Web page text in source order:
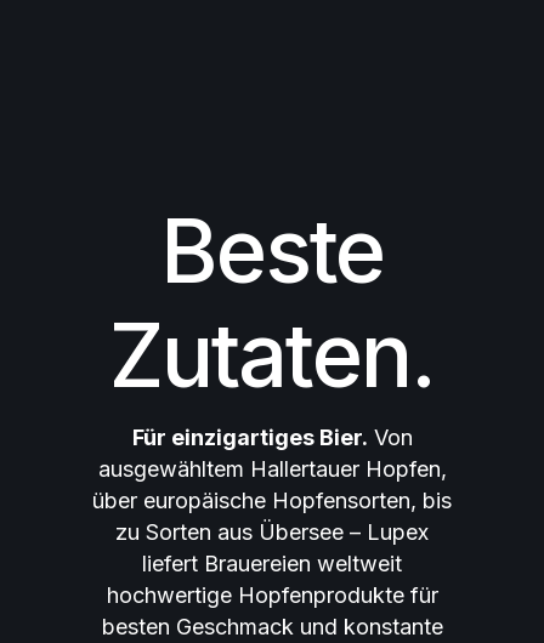
Beste
Zutaten.
Für einzigartiges Bier. Von
ausgewähltem Hallertauer Hopfen,
über europäische Hopfensorten, bis
zu Sorten aus Übersee – Lupex
liefert Brauereien weltweit
hochwertige Hopfenprodukte für
besten Geschmack und konstante